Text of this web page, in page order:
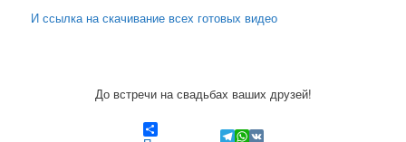
И ссылка на скачивание всех готовых видео
До встречи на свадьбах ваших друзей!